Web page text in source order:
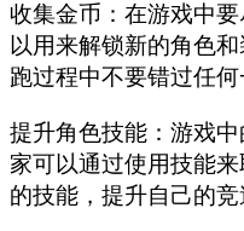
收集金币：在游戏中
以用来解锁新的角色
跑过程中不要错过任何
提升角色技能：游戏
家可以通过使用技能
的技能，提升自己的竞